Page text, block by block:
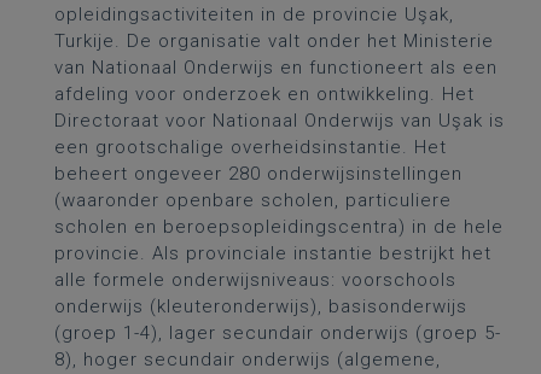
opleidingsactiviteiten in de provincie Uşak,
Turkije. De organisatie valt onder het Ministerie
van Nationaal Onderwijs en functioneert als een
afdeling voor onderzoek en ontwikkeling. Het
Directoraat voor Nationaal Onderwijs van Uşak is
een grootschalige overheidsinstantie. Het
beheert ongeveer 280 onderwijsinstellingen
(waaronder openbare scholen, particuliere
scholen en beroepsopleidingscentra) in de hele
provincie. Als provinciale instantie bestrijkt het
alle formele onderwijsniveaus: voorschools
onderwijs (kleuteronderwijs), basisonderwijs
(groep 1-4), lager secundair onderwijs (groep 5-
8), hoger secundair onderwijs (algemene,